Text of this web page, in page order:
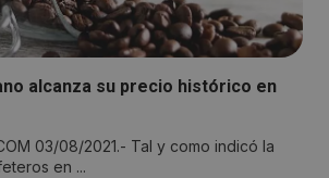
alcanza su precio histórico en
03/08/2021.- Tal y como indicó la
en ...